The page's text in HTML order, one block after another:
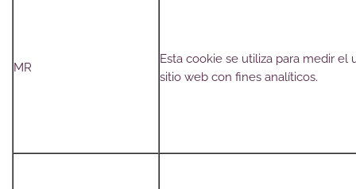
MR
Esta cookie se utiliza para medir el
sitio web con fines analíticos.